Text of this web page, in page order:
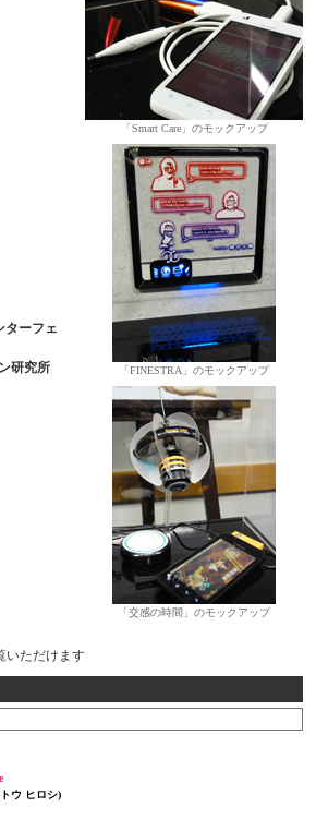
ターフェ
研究所
「Smart Care」のモックアップ
「FINESTRA」のモックアップ
「交感の時間」のモックアップ
いただけます
ウ ヒロシ)